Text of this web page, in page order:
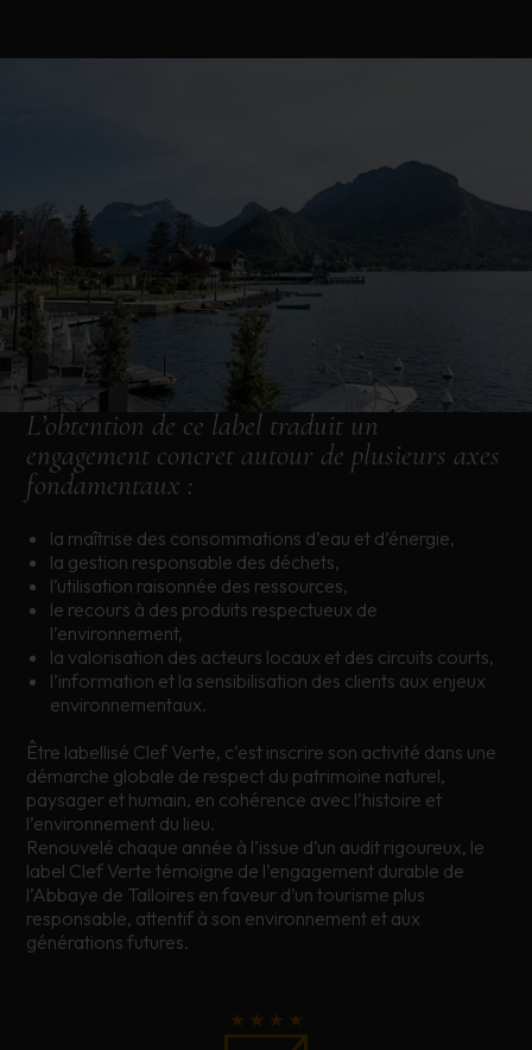
L’obtention de ce label traduit un
engagement concret autour de plusieurs axes
fondamentaux :
la maîtrise des consommations d’eau et d’énergie,
la gestion responsable des déchets,
l’utilisation raisonnée des ressources,
le recours à des produits respectueux de
l’environnement,
la valorisation des acteurs locaux et des circuits courts,
l’information et la sensibilisation des clients aux enjeux
environnementaux.
Être labellisé Clef Verte, c’est inscrire son activité dans une
démarche globale de respect du patrimoine naturel,
paysager et humain, en cohérence avec l’histoire et
l’environnement du lieu.
Renouvelé chaque année à l’issue d’un audit rigoureux, le
label Clef Verte témoigne de l’engagement durable de
l’Abbaye de Talloires en faveur d’un tourisme plus
responsable, attentif à son environnement et aux
générations futures.